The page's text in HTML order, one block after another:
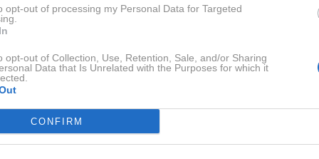
opt-out of processing my Personal Data for Targeted
opt-out of Collection, Use, Retention, Sale, and/or Sharing
Data that Is Unrelated with the Purposes for which it
CONFIRM